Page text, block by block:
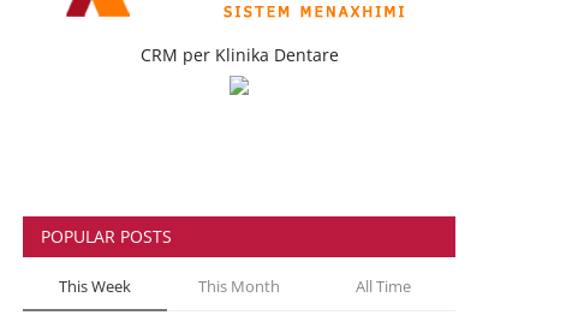
CRM per Klinika Dentare
POPULAR POSTS
This Week This Month All Time